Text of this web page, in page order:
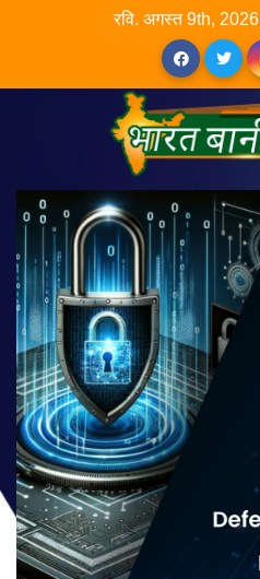
रवि. अगस्त 9th, 2026